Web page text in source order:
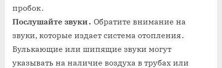
пробок․
Послушайте звуки․ Обратите внимание на
звуки, которые издает система отопления․
Булькающие или шипящие звуки могут
указывать на наличие воздуха в трубах или